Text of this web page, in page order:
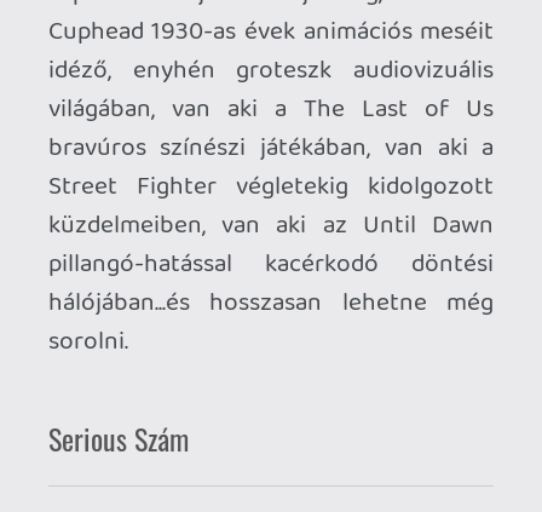
Nem bírom soha ki, hogy ne
kattintsak egy videojáték eladási
adatokat tartalmazó cikkre, sőt,
még a hardvereladásokat is
követem pl. a vgchartz.com-ot
rendszeresen böngészve.